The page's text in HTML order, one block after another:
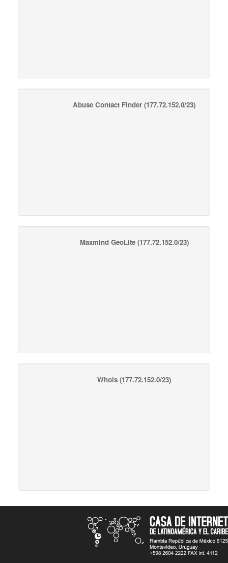
Abuse Contact Finder (177.72.152.0/23)
Maxmind GeoLite(177.72.152.0/23)
Whois (177.72.152.0/23)